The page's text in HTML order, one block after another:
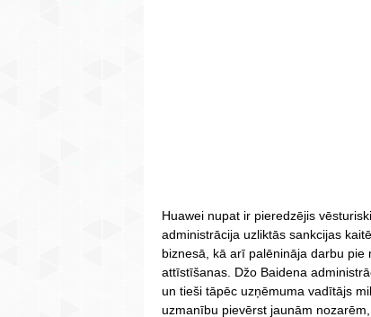
Huawei nupat ir pieredzējis
administrācija uzliktās sankcijas
biznesā, kā arī palēnināja darbu
attīstīšanas. Džo Baidena
un tieši tāpēc uzņēmuma vadītājs
uzmanību pievērst jaunām